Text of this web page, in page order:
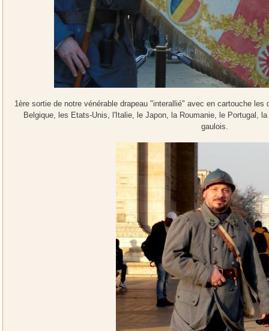
1ère sortie de notre vénérable drapeau "interallié" avec en cartouche
Belgique, les Etats-Unis, l'Italie, le Japon, la Roumanie, le Portugal,
gaulois.